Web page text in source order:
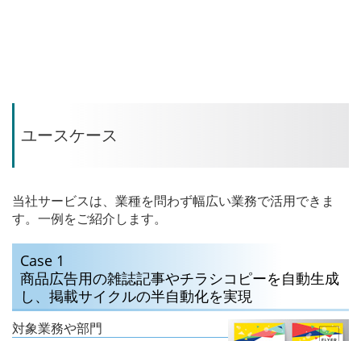
ユースケース
当社サービスは、業種を問わず幅広い業務で活用できま
す。一例をご紹介します。
Case 1
商品広告用の雑誌記事やチラシコピーを自動生成
し、 掲載サイクルの半自動化を実現
対象業務や部門